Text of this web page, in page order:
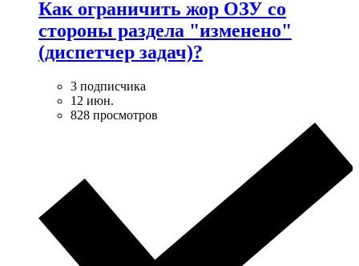
Как ограничить жор ОЗУ со
стороны раздела "изменено"
(диспетчер задач)?
3 подписчика
12 июн.
828 просмотров